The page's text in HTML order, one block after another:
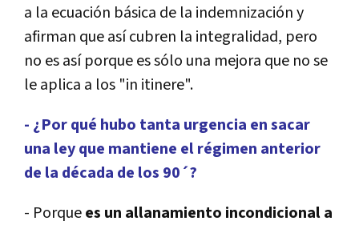
a la ecuación básica de la indemnización y
afirman que así cubren la integralidad, pero
no es así porque es sólo una mejora que no se
le aplica a los "in itinere".
- ¿Por qué hubo tanta urgencia en sacar
una ley que mantiene el régimen anterior
de la década de los 90´?
- Porquees un allanamiento incondicional a